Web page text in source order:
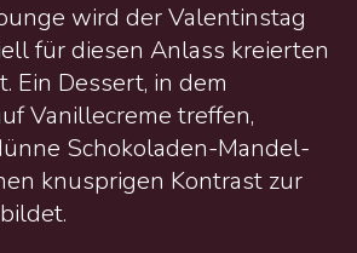
wird der Valentinstag
für diesen Anlass kreierten
Ein Dessert, in dem
Vanillecreme treffen,
Schokoladen-Mandel-
knusprigen Kontrast zur